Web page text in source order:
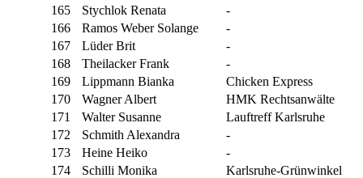
165
Stychlok Renata
-
166
Ramos Weber Solange
-
167
Lüder Brit
-
168
Theilacker Frank
-
169
Lippmann Bianka
Chicken Express
170
Wagner Albert
HMK Rechtsanwälte
171
Walter Susanne
Lauftreff Karlsruhe
172
Schmith Alexandra
-
173
Heine Heiko
-
174
Schilli Monika
Karlsruhe-Grünwinkel